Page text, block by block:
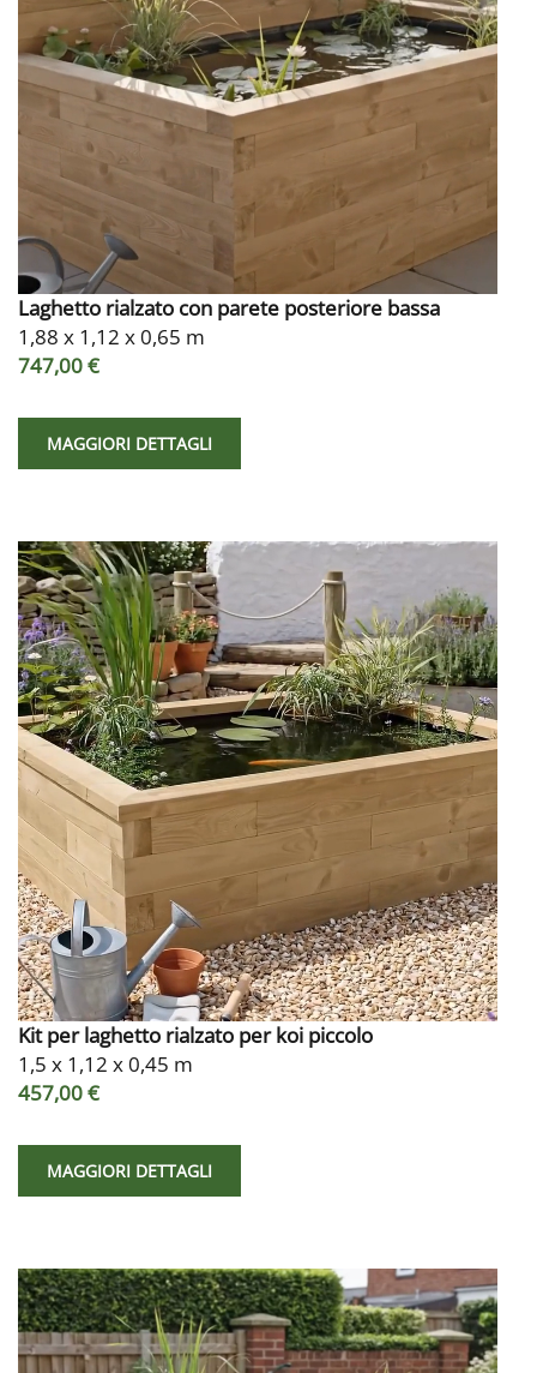
Laghetto rialzato con parete posteriore bassa
1,88 x 1,12 x 0,65 m
747,00 €
MAGGIORI DETTAGLI
Kit per laghetto rialzato per koi piccolo
1,5 x 1,12 x 0,45 m
457,00 €
MAGGIORI DETTAGLI